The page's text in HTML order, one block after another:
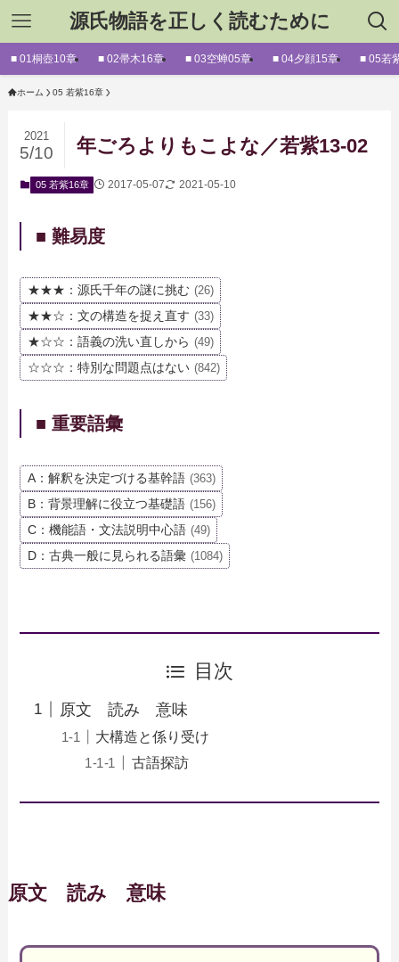
源氏物語を正しく読むために
■ 01桐壺10章 ■ 02帚木16章 ■ 03空蝉05章 ■ 04夕顔15章 ■ 05若
ホーム 05 若紫16章
年ごろよりもこよな／若紫13-02
2021
5/10
05 若紫16章 2017-05-07 2021-05-10
■ 難易度
★★★：源氏千年の謎に挑む (26)
★★☆：文の構造を捉え直す (33)
★☆☆：語義の洗い直しから (49)
☆☆☆：特別な問題点はない (842)
■ 重要語彙
A：解釈を決定づける基幹語 (363)
B：背景理解に役立つ基礎語 (156)
C：機能語・文法説明中心語 (49)
D：古典一般に見られる語彙 (1084)
目次
原文 読み 意味
大構造と係り受け
古語探訪
原文 読み 意味